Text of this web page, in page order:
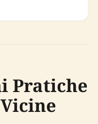
Pratiche